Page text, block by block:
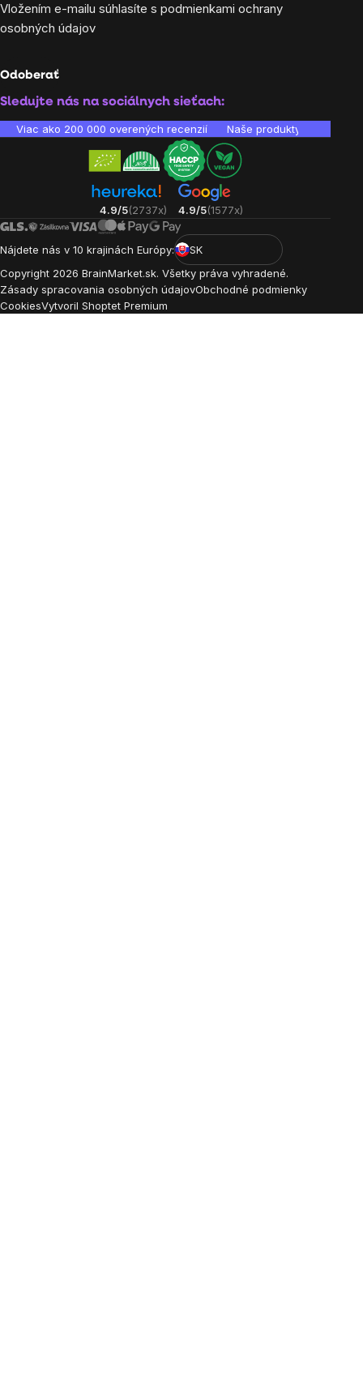
Vložením e-mailu súhlasíte s podmienkami ochrany
osobných údajov
Odoberať
Sledujte nás na sociálnych sieťach:
Viac ako 200 000 overených recenzií Naše produkty sú
4.9/5(2737x) 4.9/5(1577x)
Nájdete nás v 10 krajinách Európy:
SK
Copyright 2026 BrainMarket.sk. Všetky práva vyhradené.
Zásady spracovania osobných údajovObchodné podmienky
CookiesVytvoril Shoptet Premium